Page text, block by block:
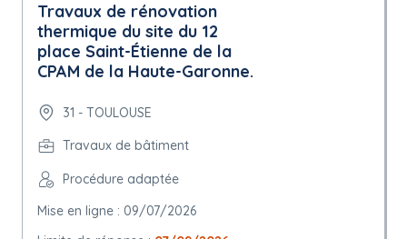
Travaux de rénovation
thermique du site du 12
place Saint-Étienne de la
CPAM de la Haute-Garonne.
31 - TOULOUSE
Travaux de bâtiment
Procédure adaptée
Mise en ligne : 09/07/2026